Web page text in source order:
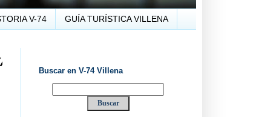
V-74 GUÍA TURÍSTICA VILLENA
74 VILLENA DESDE 1.974 ... EL "UVE" ...
Buscar en V-74 Villena